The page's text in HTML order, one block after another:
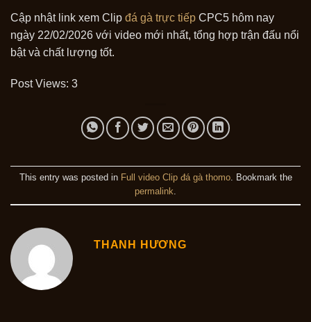
Cập nhật link xem Clip đá gà trực tiếp CPC5 hôm nay
ngày 22/02/2026 với video mới nhất, tổng hợp trận đấu nổi
bật và chất lượng tốt.
Post Views: 3
This entry was posted in Full video Clip đá gà thomo. Bookmark the
permalink
THANH HƯƠNG